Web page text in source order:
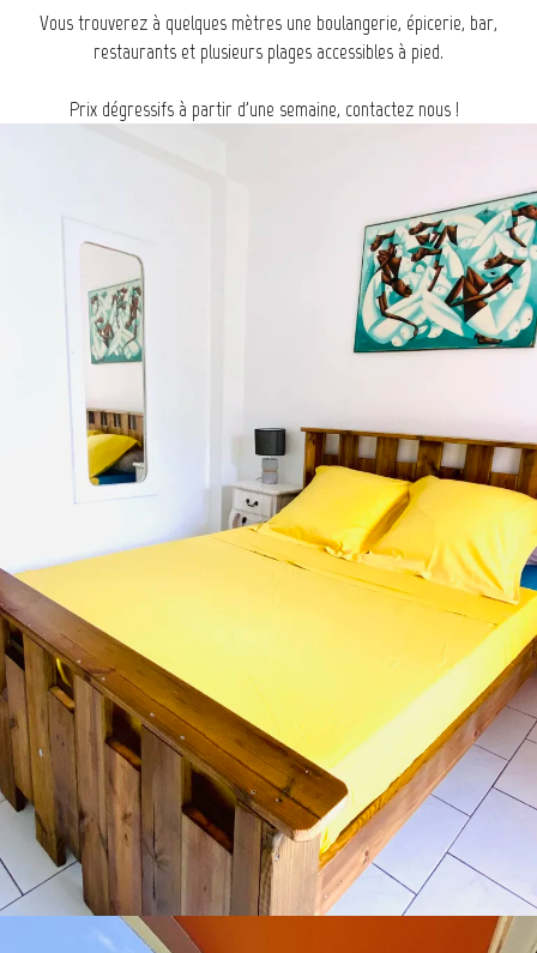
Vous trouverez à quelques mètres une boulangerie, épicerie, bar,
restaurants et plusieurs plages accessibles à pied.
Prix dégressifs à partir d'une semaine, contactez nous !